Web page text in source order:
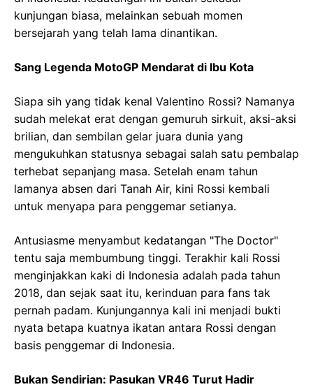
kunjungan biasa, melainkan sebuah momen
bersejarah yang telah lama dinantikan.
Sang Legenda MotoGP Mendarat di Ibu Kota
Siapa sih yang tidak kenal Valentino Rossi? Namanya
sudah melekat erat dengan gemuruh sirkuit, aksi-aksi
brilian, dan sembilan gelar juara dunia yang
mengukuhkan statusnya sebagai salah satu pembalap
terhebat sepanjang masa. Setelah enam tahun
lamanya absen dari Tanah Air, kini Rossi kembali
untuk menyapa para penggemar setianya.
Antusiasme menyambut kedatangan "The Doctor"
tentu saja membumbung tinggi. Terakhir kali Rossi
menginjakkan kaki di Indonesia adalah pada tahun
2018, dan sejak saat itu, kerinduan para fans tak
pernah padam. Kunjungannya kali ini menjadi bukti
nyata betapa kuatnya ikatan antara Rossi dengan
basis penggemar di Indonesia.
Bukan Sendirian: Pasukan VR46 Turut Hadir